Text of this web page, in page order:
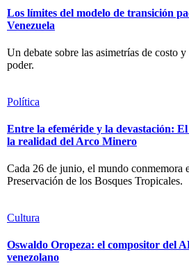
Los límites del modelo de transición
Venezuela
Un debate sobre las asimetrías de costo
poder.
Política
Entre la efeméride y la devastación:
la realidad del Arco Minero
Cada 26 de junio, el mundo conmemora
Preservación de los Bosques Tropicales.
Cultura
Oswaldo Oropeza: el compositor del
venezolano